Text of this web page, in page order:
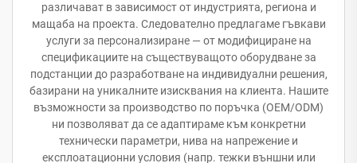
различават в зависимост от индустрията, региона и
мащаба на проекта. Следователно предлагаме гъвкави
услуги за персонализиране — от модифициране на
спецификациите на съществуващото оборудване за
подстанции до разработване на индивидуални решения,
базирани на уникалните изисквания на клиента. Нашите
възможности за производство по поръчка (OEM/ODM)
ни позволяват да се адаптираме към конкретни
технически параметри, нива на напрежение и
експлоатационни условия (напр. тежки външни или